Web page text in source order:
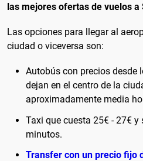
las mejores ofertas de vuelos a
Las opciones para llegar al
ciudad o viceversa son:
Autobús con precios desde
dejan en el centro de la
aproximadamente media
Taxi que cuesta 25€ - 27€ y
minutos.
Transfer con un precio fijo